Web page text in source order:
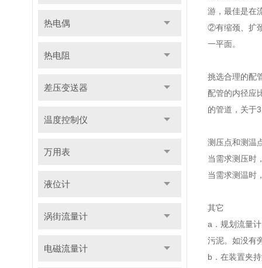
热电偶
热电阻
差压变送器
温度控制仪
万用表
液位计
涡街流量计
电磁流量计
游，最佳是在
②有缩颈、扩
一平面。
挑选合理的配
配管的内径应
的管道，关于
测压点和测温
当需求测压时
当需求测温时
其它
a．规划流量
污泥。如没有
b．在装置夹